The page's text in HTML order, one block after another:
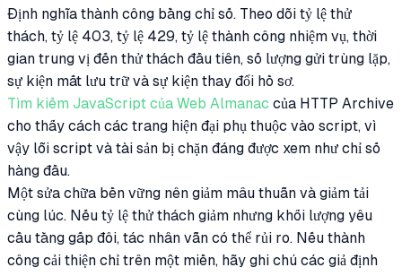
Định nghĩa thành công bằng chỉ số. Theo dõi tỷ lệ thử
thách, tỷ lệ 403, tỷ lệ 429, tỷ lệ thành công nhiệm vụ, thời
gian trung vị đến thử thách đầu tiên, số lượng gửi trùng lặp,
sự kiện mất lưu trữ và sự kiện thay đổi hồ sơ.
Tìm kiếm JavaScript của Web Almanac của HTTP Archive
cho thấy cách các trang hiện đại phụ thuộc vào script, vì
vậy lỗi script và tài sản bị chặn đáng được xem như chỉ số
hàng đầu.
Một sửa chữa bền vững nên giảm mâu thuẫn và giảm tải
cùng lúc. Nếu tỷ lệ thử thách giảm nhưng khối lượng yêu
cầu tăng gấp đôi, tác nhân vẫn có thể rủi ro. Nếu thành
công cải thiện chỉ trên một miền, hãy ghi chú các giả định